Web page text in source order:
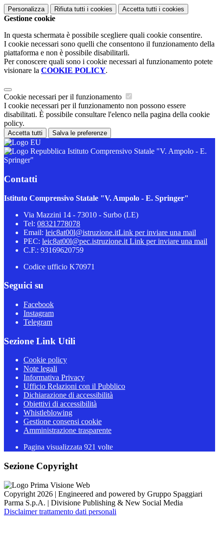
Personalizza Rifiuta tutti i cookies Accetta tutti i cookies
Gestione cookie
In questa schermata è possibile scegliere quali cookie consentire.
I cookie necessari sono quelli che consentono il funzionamento della
piattaforma e non è possibile disabilitarli.
Per conoscere quali sono i cookie necessari al funzionamento potete
visionare la COOKIE POLICY.
Cookie necessari per il funzionamento
I cookie necessari per il funzionamento non possono essere
disabilitati. È possibile consultare l'elenco nella pagina della cookie
policy.
Accetta tutti Salva le preferenze
Istituto Comprensivo Statale "V. Ampolo - E.
Springer"
Contatti
Istituto Comprensivo Statale "V. Ampolo - E. Springer"
Via Mazzini 14 - 73010 - Surbo (LE)
Tel: 08321778078
Email: leic8at00l@istruzione.itLink per inviare una mail
PEC: leic8at00l@pec.istruzione.it Link per inviare una mail
C.F.: 93169620759
Codice ufficio K70971
Seguici su
Facebook
Instagram
Telegram
Sezione Link Utili
Cookie policy
Note legali
Informativa Privacy
Ufficio Relazioni con il Pubblico
Dichiarazione di accessibilità
Obiettivi di accessibilità
Whistleblowing
Gestione consensi cookie
Amministrazione trasparente
Pagina visualizzata 921 volte
Sezione Copyright
Copyright 2026 | Engineered and powered by Gruppo Spaggiari
Parma S.p.A. | Divisione Publishing & New Social Media
Disclaimer trattamento dati personali